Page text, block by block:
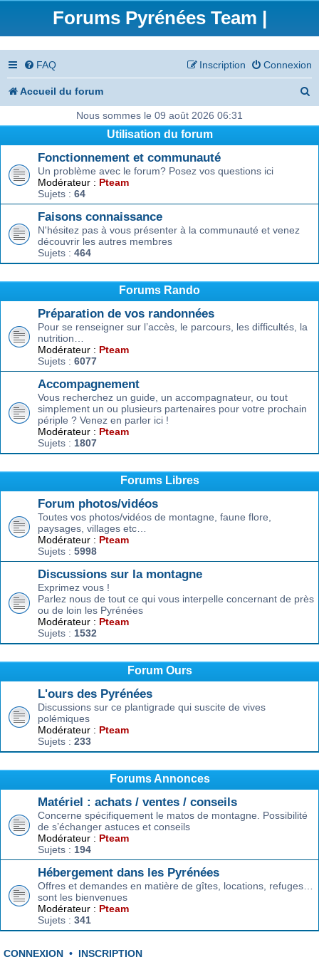
Forums Pyrénées Team |
FAQ Connexion
Inscription
Accueil du forum
e
Nous sommes le 09 août 2026 06:31
Utilisation du forum
Fonctionnement et communauté
Un problème avec le forum? Posez vos questions ici
Modérateur : Pteam
Sujets : 64
Faisons connaissance
N'hésitez pas à vous présenter à la communauté et venez
découvrir les autres membres
Sujets : 464
Forums Rando
Préparation de vos randonnées
Pour se renseigner sur l’accès, le parcours, les difficultés, la
nutrition…
Modérateur : Pteam
Sujets : 6077
Accompagnement
Vous recherchez un guide, un accompagnateur, ou tout
simplement un ou plusieurs partenaires pour votre prochain
périple ? Venez en parler ici !
Modérateur : Pteam
Sujets : 1807
Forums Libres
Forum photos/vidéos
Toutes vos photos/vidéos de montagne, faune flore,
paysages, villages etc…
Modérateur : Pteam
Sujets : 5998
Discussions sur la montagne
Exprimez vous !
Parlez nous de tout ce qui vous interpelle concernant de près
ou de loin les Pyrénées
Modérateur : Pteam
Sujets : 1532
Forum Ours
L'ours des Pyrénées
Discussions sur ce plantigrade qui suscite de vives
polémiques
Modérateur : Pteam
Sujets : 233
Forums Annonces
Matériel : achats / ventes / conseils
Concerne spécifiquement le matos de montagne. Possibilité
de s’échanger astuces et conseils
Modérateur : Pteam
Sujets : 194
Hébergement dans les Pyrénées
Offres et demandes en matière de gîtes, locations, refuges…
sont les bienvenues
Modérateur : Pteam
Sujets : 341
CONNEXION • INSCRIPTION